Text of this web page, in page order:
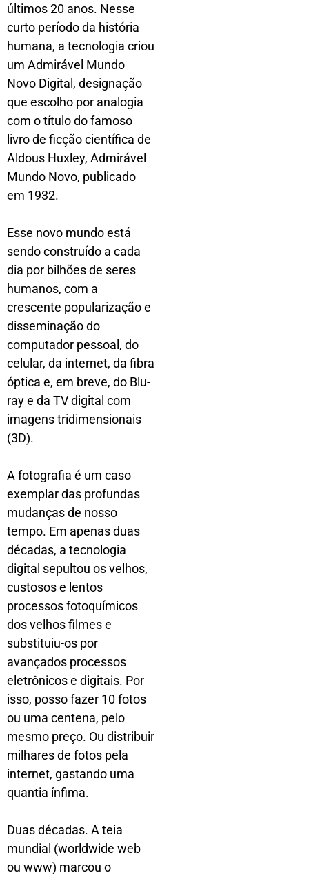
últimos 20 anos. Nesse
curto período da história
humana, a tecnologia criou
um Admirável Mundo
Novo Digital, designação
que escolho por analogia
com o título do famoso
livro de ficção científica de
Aldous Huxley, Admirável
Mundo Novo, publicado
em 1932.
Esse novo mundo está
sendo construído a cada
dia por bilhões de seres
humanos, com a
crescente popularização e
disseminação do
computador pessoal, do
celular, da internet, da fibra
óptica e, em breve, do Blu-
ray e da TV digital com
imagens tridimensionais
(3D).
A fotografia é um caso
exemplar das profundas
mudanças de nosso
tempo. Em apenas duas
décadas, a tecnologia
digital sepultou os velhos,
custosos e lentos
processos fotoquímicos
dos velhos filmes e
substituiu-os por
avançados processos
eletrônicos e digitais. Por
isso, posso fazer 10 fotos
ou uma centena, pelo
mesmo preço. Ou distribuir
milhares de fotos pela
internet, gastando uma
quantia ínfima.
Duas décadas. A teia
mundial (worldwide web
ou www) marcou o